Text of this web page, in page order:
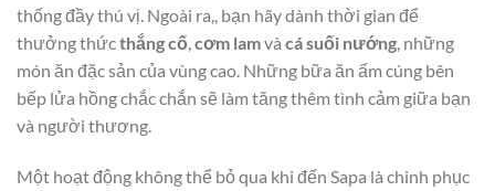
thống đầy thú vị. Ngoài ra,, bạn hãy dành thời gian để
thưởng thứcthắng cố,cơm lamvà cá suối nướng, những
món ăn đặc sản của vùng cao. Những bữa ăn ấm cúng bên
bếp lửa hồng chắc chắn sẽ làm tăng thêm tình cảm giữa bạn
và người thương.
Một hoạt động không thể bỏ qua khi đến Sapa là chinh phục